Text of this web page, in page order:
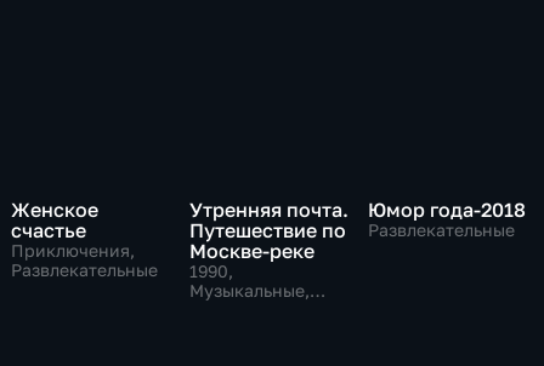
Женское
счастье
Приключения,
Развлекательные
Утренняя почта.
Путешествие по
Москве-реке
1990,
Музыкальные,
Юмор года-2018
Развлекательные